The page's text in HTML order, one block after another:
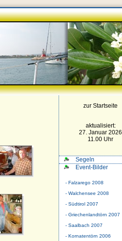
zur Startseite
aktualisiert:
27. Januar 2026
11.00 Uhr
Segeln
Event-Bilder
- Falzarego 2008
- Walchensee 2008
- Südtirol 2007
- Griechenlandtörn 2007
- Saalbach 2007
- Kornatentörn 2006